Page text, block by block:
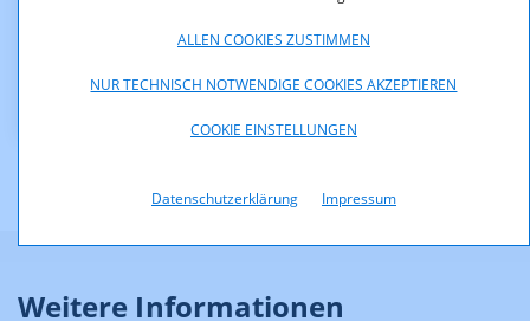
ALLEN COOKIES ZUSTIMMEN
NUR TECHNISCH NOTWENDIGE COOKIES AKZEPTIEREN
COOKIE EINSTELLUNGEN
Datenschutzerklärung Impressum
KB)
Weitere Informationen